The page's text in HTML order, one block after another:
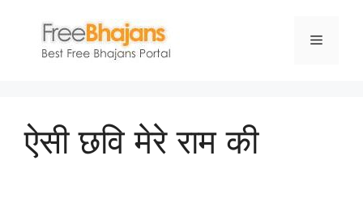
content
Menu
ऐसी छवि मेरे राम की